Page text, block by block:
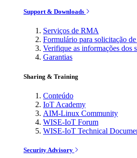
Support & Downloads
Serviços de RMA
Formulário para solicitação
Verifique as informações dos
Garantias
Sharing & Training
Conteúdo
IoT Academy
AIM-Linux Community
WISE-IoT Forum
WISE-IoT Technical
Security Advisory